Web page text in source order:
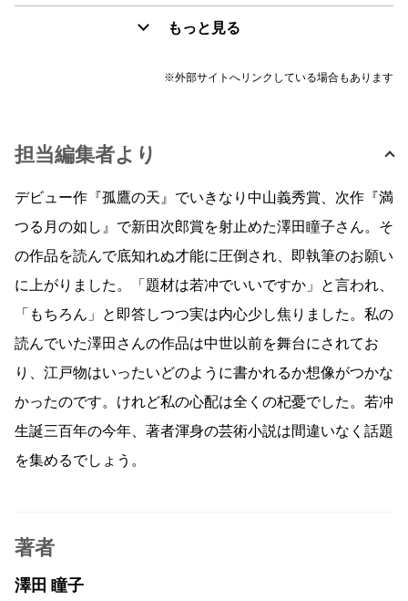
もっと見る
※外部サイトへリンクしている場合もあります
担当編集者より
デビュー作『孤鷹の天』でいきなり中山義秀賞、次作『満
つる月の如し』で新田次郎賞を射止めた澤田瞳子さん。そ
の作品を読んで底知れぬ才能に圧倒され、即執筆のお願い
に上がりました。「題材は若冲でいいですか」と言われ、
「もちろん」と即答しつつ実は内心少し焦りました。私の
読んでいた澤田さんの作品は中世以前を舞台にされてお
り、江戸物はいったいどのように書かれるか想像がつかな
かったのです。けれど私の心配は全くの杞憂でした。若冲
生誕三百年の今年、著者渾身の芸術小説は間違いなく話題
を集めるでしょう。
著者
澤田 瞳子